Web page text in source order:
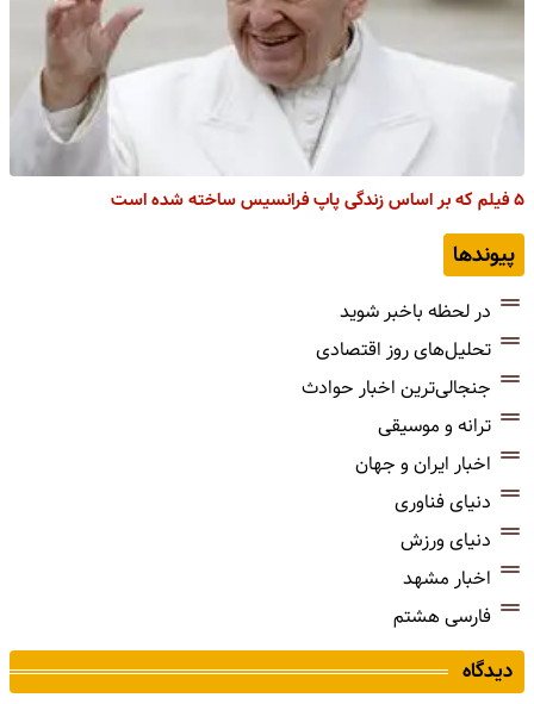
۵ فیلم که بر اساس زندگی پاپ فرانسیس ساخته شده است
پیوندها
در لحظه باخبر شوید
تحلیل‌های روز اقتصادی
جنجالی‌ترین اخبار حوادث
ترانه و موسیقی
اخبار ایران و جهان
دنیای فناوری
دنیای ورزش
اخبار مشهد
فارسی هشتم
دیدگاه